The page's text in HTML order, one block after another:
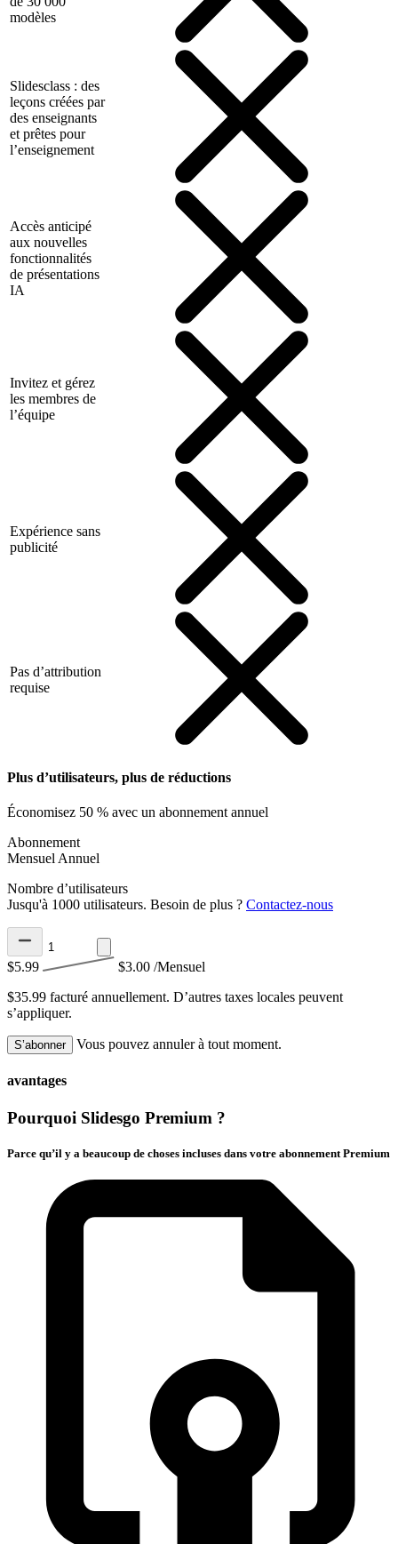
modèles
Slidesclass : des
leçons créées par
des enseignants
et prêtes pour
l’enseignement
Accès anticipé
aux nouvelles
fonctionnalités
de présentations
IA
Invitez et gérez
les membres de
l’équipe
Expérience sans
publicité
Pas d’attribution
requise
Plus d’utilisateurs, plus de réductions
Économisez 50 % avec un abonnement annuel
Abonnement
Mensuel Annuel
Nombre d’utilisateurs
Jusqu'à 1000 utilisateurs. Besoin de plus ? Contactez-nous
$5.99 $3.00 /Mensuel
$35.99 facturé annuellement. D’autres taxes locales peuvent
s’appliquer.
S’abonner Vous pouvez annuler à tout moment.
avantages
Pourquoi Slidesgo Premium ?
Parce qu’il y a beaucoup de choses incluses dans votre abonnement Premium